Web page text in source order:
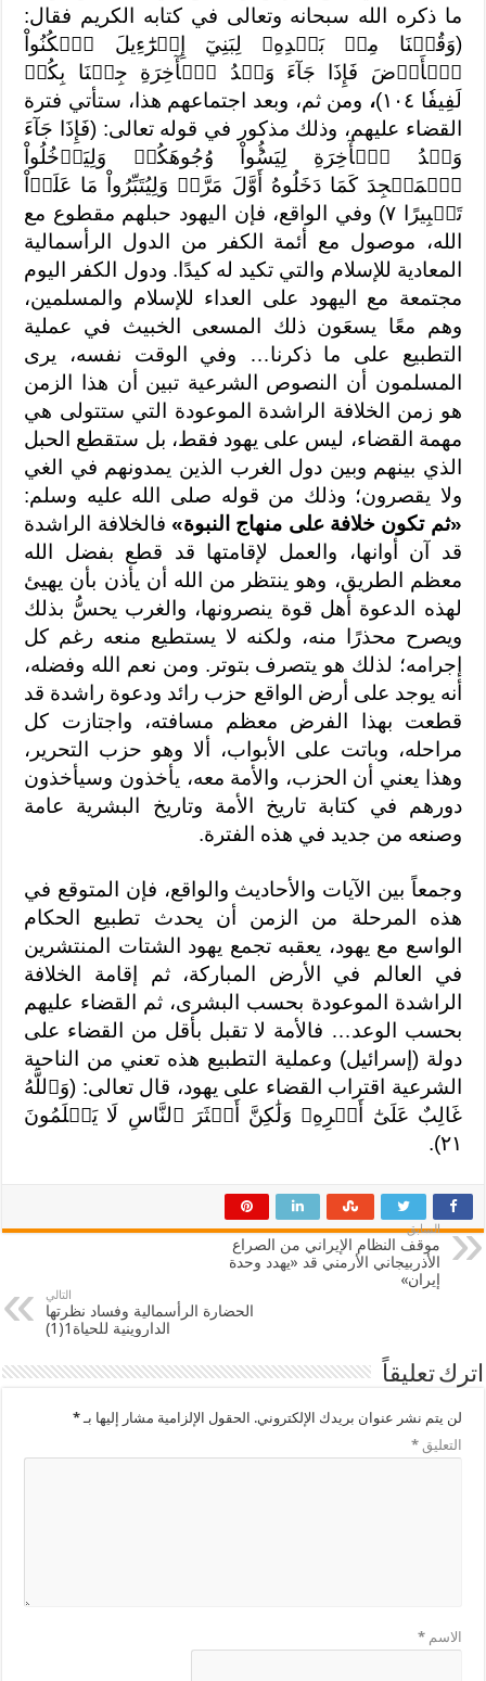
ما ذكره الله سبحانه وتعالى في كتابه الكريم فقال:
(وَقُلۡنَا مِنۢ بَعۡدِهِۦ لِبَنِيٓ إِسۡرَٰٓءِيلَ ٱسۡكُنُواْ
ٱلۡأَرۡضَ فَإِذَا جَآءَ وَعۡدُ ٱلۡأٓخِرَةِ جِئۡنَا بِكُمۡ
لَفِيفٗا ١٠٤)
، ومن ثم، وبعد اجتماعهم هذا، ستأتي فترة
القضاء عليهم، وذلك مذكور في قوله تعالى: (فَإِذَا جَآءَ
وَعۡدُ ٱلۡأٓخِرَةِ لِيَسُ‍ُٔواْ وُجُوهَكُمۡ وَلِيَدۡخُلُواْ
ٱلۡمَسۡجِدَ كَمَا دَخَلُوهُ أَوَّلَ مَرَّةٖ وَلِيُتَبِّرُواْ مَا عَلَوۡاْ
تَتۡبِيرًا ٧) وفي الواقع، فإن اليهود حبلهم مقطوع مع
الله، موصول مع أئمة الكفر من الدول الرأسمالية
المعادية للإسلام والتي تكيد له كيدًا. ودول الكفر اليوم
مجتمعة مع اليهود على العداء للإسلام والمسلمين،
وهم معًا يسعَون ذلك المسعى الخبيث في عملية
التطبيع على ما ذكرنا… وفي الوقت نفسه، يرى
المسلمون أن النصوص الشرعية تبين أن هذا الزمن
هو زمن الخلافة الراشدة الموعودة التي ستتولى هي
مهمة القضاء، ليس على يهود فقط، بل ستقطع الحبل
الذي بينهم وبين دول الغرب الذين يمدونهم في الغي
ولا يقصرون؛ وذلك من قوله صلى الله عليه وسلم:
«ثم تكون خلافة على منهاج النبوة» فالخلافة الراشدة
قد آن أوانها، والعمل لإقامتها قد قطع بفضل الله
معظم الطريق، وهو ينتظر من الله أن يأذن بأن يهيئ
لهذه الدعوة أهل قوة ينصرونها، والغرب يحسُّ بذلك
ويصرح محذرًا منه، ولكنه لا يستطيع منعه رغم كل
إجرامه؛ لذلك هو يتصرف بتوتر. ومن نعم الله وفضله،
أنه يوجد على أرض الواقع حزب رائد ودعوة راشدة قد
قطعت بهذا الفرض معظم مسافته، واجتازت كل
مراحله، وباتت على الأبواب، ألا وهو حزب التحرير،
وهذا يعني أن الحزب، والأمة معه، يأخذون وسيأخذون
دورهم في كتابة تاريخ الأمة وتاريخ البشرية عامة
وصنعه من جديد في هذه الفترة.
وجمعاً بين الآيات والأحاديث والواقع، فإن المتوقع في
هذه المرحلة من الزمن أن يحدث تطبيع الحكام
الواسع مع يهود، يعقبه تجمع يهود الشتات المنتشرين
في العالم في الأرض المباركة، ثم إقامة الخلافة
الراشدة الموعودة بحسب البشرى، ثم القضاء عليهم
بحسب الوعد… فالأمة لا تقبل بأقل من القضاء على
دولة (إسرائيل) وعملية التطبيع هذه تعني من الناحية
الشرعية اقتراب القضاء على يهود، قال تعالى: (وَٱللَّهُ
غَالِبٌ عَلَىٰٓ أَمۡرِهِۦ وَلَٰكِنَّ أَكۡثَرَ ٱلنَّاسِ لَا يَعۡلَمُونَ
٢١).
السابق
موقف النظام الإيراني من الصراع
الأذربيجاني الأرمني قد «يهدد وحدة
إيران»
التالي
الحضارة الرأسمالية وفساد نظرتها
الداروينية للحياة1(1)
اترك تعليقاً
لن يتم نشر عنوان بريدك الإلكتروني. الحقول الإلزامية مشار إليها بـ*
التعليق*
الاسم*